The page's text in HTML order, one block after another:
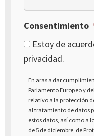
Consentimiento
Estoy de
privacidad.
En aras a dar
Parlamento Europeo y
relativo a la protección
al tratamiento de datos
estos datos, así como a
de 5 de diciembre, de